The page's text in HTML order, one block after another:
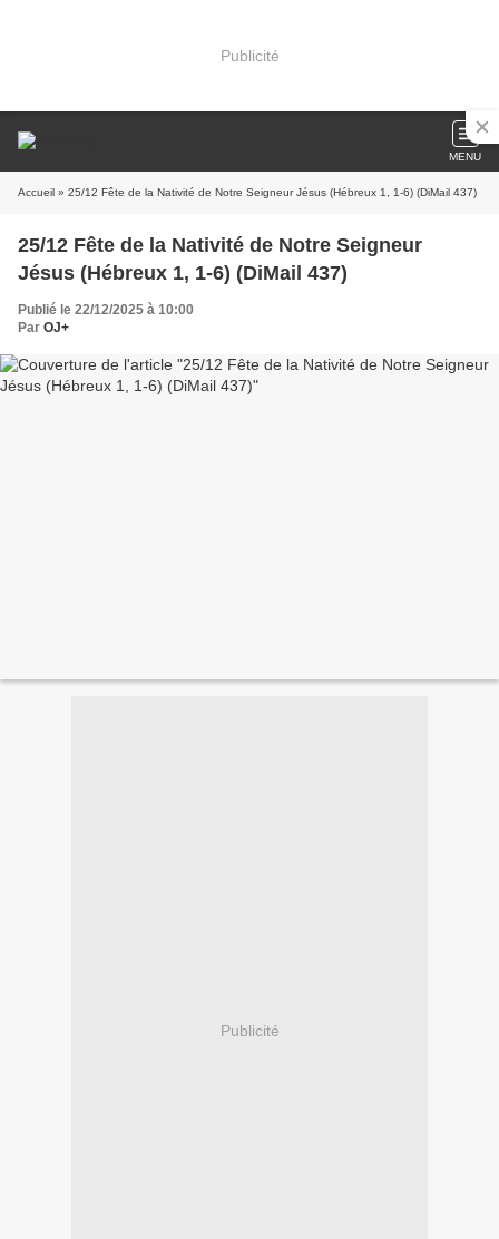
Publicité
MENU
Accueil » 25/12 Fête de la Nativité de Notre Seigneur Jésus (Hébreux 1, 1-6) (DiMail 437)
25/12 Fête de la Nativité de Notre Seigneur
Jésus (Hébreux 1, 1-6) (DiMail 437)
Publié le 22/12/2025 à 10:00
Par OJ+
Publicité